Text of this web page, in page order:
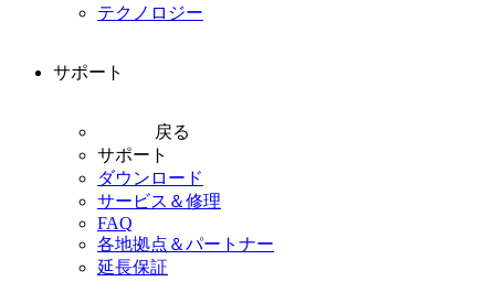
テクノロジー
サポート
戻る
サポート
ダウンロード
サービス＆修理
FAQ
各地拠点＆パートナー
延長保証